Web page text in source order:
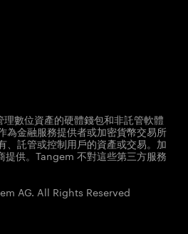
數位資產的硬體錢包和非託管軟體
為金融服務提供者或加密貨幣交易所
、託管或控制用戶的資產或交易。加
提供。Tangem 不對這些第三方服務